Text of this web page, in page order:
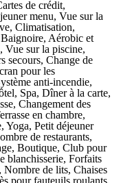
de crédit,
menu, Vue sur la
Climatisation,
Aérobic et
Vue sur la piscine,
secours, Change de
pour les
anti-incendie,
Spa, Dîner à la carte,
Changement des
en chambre,
Yoga, Petit déjeuner
de restaurants,
Boutique, Club pour
blanchisserie, Forfaits
de lits, Chaises
pour fauteuils roulants,